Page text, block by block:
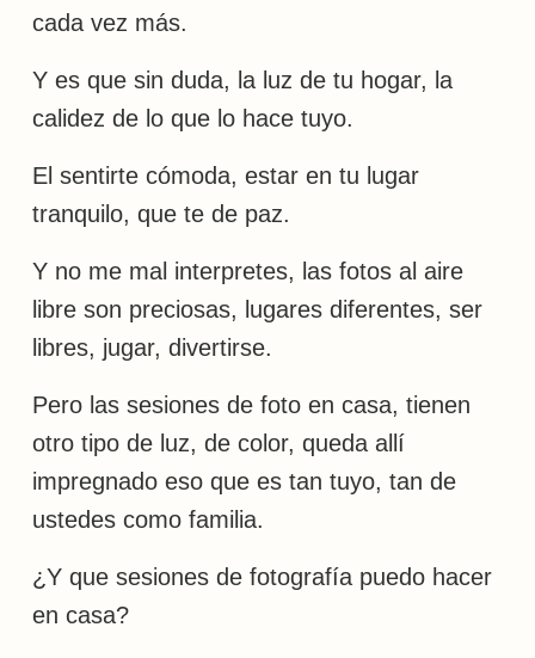
cada vez más.
Y es que sin duda, la luz de tu hogar, la
calidez de lo que lo hace tuyo.
El sentirte cómoda, estar en tu lugar
tranquilo, que te de paz.
Y no me mal interpretes, las fotos al aire
libre son preciosas, lugares diferentes, ser
libres, jugar, divertirse.
Pero las sesiones de foto en casa, tienen
otro tipo de luz, de color, queda allí
impregnado eso que es tan tuyo, tan de
ustedes como familia.
¿Y que sesiones de fotografía puedo hacer
en casa?